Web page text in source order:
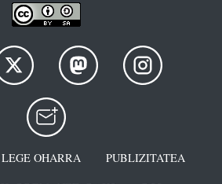
LEGE OHARRA
PUBLIZITATEA